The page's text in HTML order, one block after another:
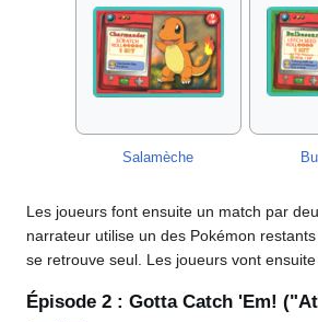
Salamèche
Les joueurs font ensuite un match par
narrateur utilise un des Pokémon
se retrouve seul. Les joueurs vont ensuite
Épisode 2 : Gotta Catch 'Em!